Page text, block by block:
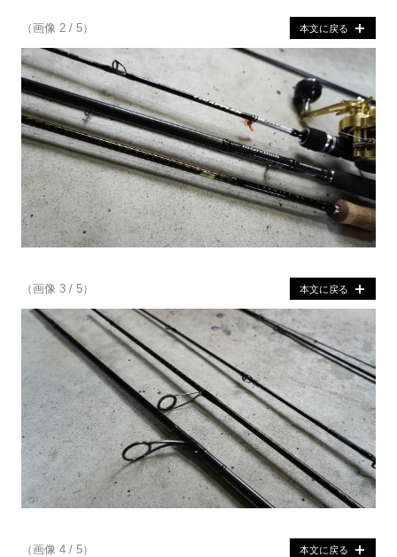
（画像 2 / 5） 本文に戻る
（画像 3 / 5） 本文に戻る
（画像 4 / 5） 本文に戻る